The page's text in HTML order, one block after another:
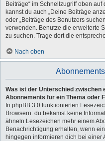
Beiträge“ im Schnellzugriff oben
kannst du auch „Deine Beiträge
oder „Beiträge des Benutzers
verwenden. Benutze die erweiterte
zu suchen. Trage dort die
Nach oben
Was ist der Unterschied zwischen
Abonnements für ein Thema oder
In phpBB 3.0 funktionierten
Browsern: du bekamst keine
ähneln Lesezeichen mehr einem
Benachrichtigung erhalten, wenn
hingegen informieren dich bei